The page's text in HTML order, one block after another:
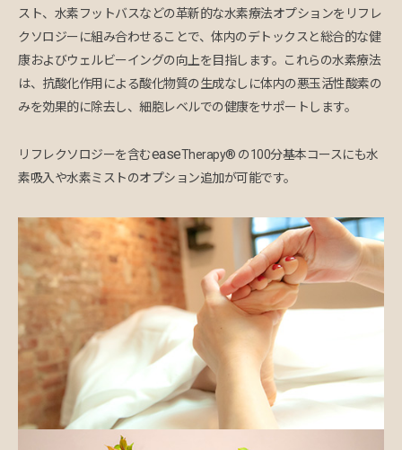
スト、水素フットバスなどの革新的な水素療法オプションをリフレ
クソロジーに組み合わせることで、体内のデトックスと総合的な健
康およびウェルビーイングの向上を目指します。これらの水素療法
は、抗酸化作用による酸化物質の生成なしに体内の悪玉活性酸素の
みを効果的に除去し、細胞レベルでの健康をサポートします。
リフレクソロジーを含むeaseTherapy® の100分基本コースにも水
素吸入や水素ミストのオプション追加が可能です。